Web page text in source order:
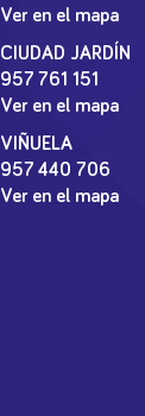
Ver en el mapa
CIUDAD JARDÍN
957 761 151
Ver en el mapa
VIÑUELA
957 440 706
Ver en el mapa